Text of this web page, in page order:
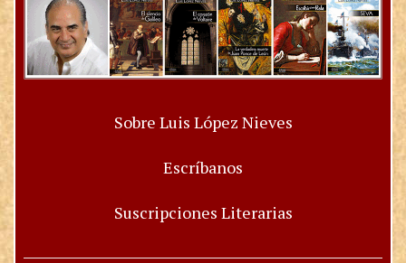
Sobre Luis López Nieves
Escríbanos
Suscripciones Literarias